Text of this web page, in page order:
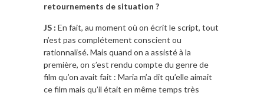
retournements de situation ?
JS : En fait, au moment où on écrit le script, tout
n’est pas complétement conscient ou
rationnalisé. Mais quand on a assisté à la
première, on s’est rendu compte du genre de
film qu’on avait fait : Maria m’a dit qu’elle aimait
ce film mais qu’il était en même temps très